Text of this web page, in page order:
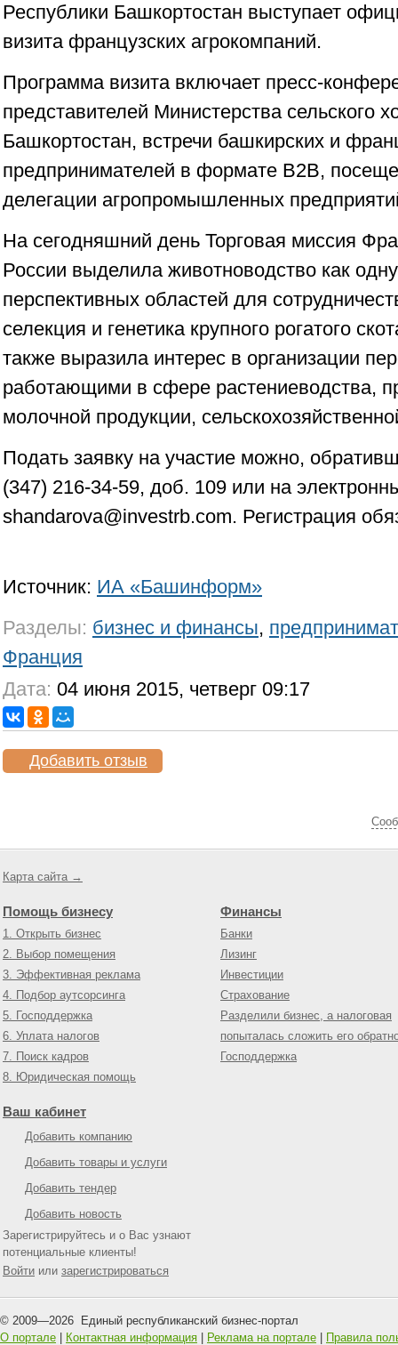
Республики Башкортостан выступает
визита французских агрокомпаний.
Программа визита включает пресс-
представителей Министерства сельского
Башкортостан, встречи башкирских и
предпринимателей в формате B2B,
делегации агропромышленных
На сегодняшний день Торговая миссия
России выделила животноводство как
перспективных областей для
селекция и генетика крупного рогатого
также выразила интерес в организации
работающими в сфере растениеводства,
молочной продукции,
Подать заявку на участие можно,
(347) 216-34-59, доб. 109 или на
shandarova@investrb.com. Регистрация
Источник: ИА «Башинформ»
Разделы: бизнес и финансы,
Франция
Дата: 04 июня 2015, четверг 09:17
Добавить отзыв
Карта сайта →
Помощь бизнесу
1. Открыть бизнес
2. Выбор помещения
3. Эффективная реклама
4. Подбор аутсорсинга
5. Господдержка
6. Уплата налогов
7. Поиск кадров
8. Юридическая помощь
Финансы
Банки
Лизинг
Инвестиции
Страхование
Разделили бизнес, а налоговая
попыталась сложить его
Господдержка
Ваш кабинет
Добавить компанию
Добавить товары и услуги
Добавить тендер
Добавить новость
Зарегистрируйтесь и о Вас узнают
потенциальные клиенты!
Войти или зарегистрироваться
© 2009—2026 Единый республиканский бизнес-портал
О портале
Контактная информация Реклама на портале Правила